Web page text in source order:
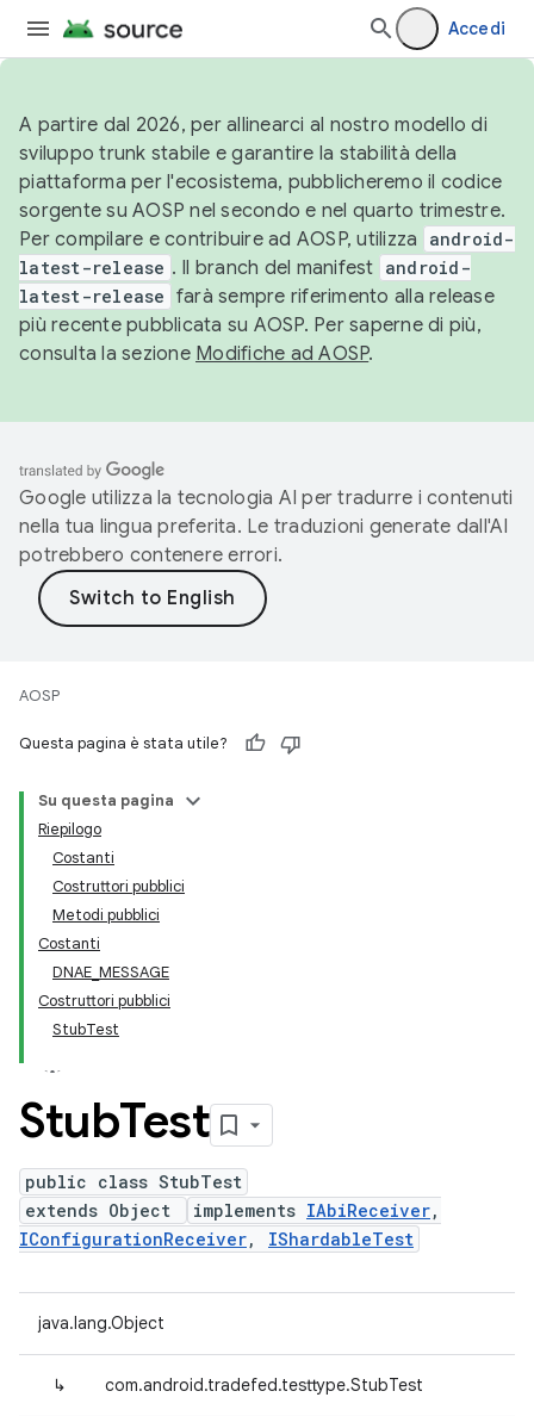
Accedi
A partire dal 2026, per allinearci al nostro modello di
sviluppo trunk stabile e garantire la stabilità della
piattaforma per l'ecosistema, pubblicheremo il codice
sorgente su AOSP nel secondo e nel quarto trimestre.
Per compilare e contribuire ad AOSP, utilizza
android-
latest-release . Il branch del manifest android-
latest-release farà sempre riferimento alla release
più recente pubblicata su AOSP. Per saperne di più,
consulta la sezione Modifiche ad AOSP.
Google utilizza la tecnologia AI per tradurre i contenuti
nella tua lingua preferita. Le traduzioni generate dall'AI
potrebbero contenere errori.
AOSP
Questa pagina è stata utile?
Su questa pagina
Riepilogo
Costanti
Costruttori pubblici
Metodi pubblici
Costanti
DNAE_MESSAGE
Costruttori pubblici
StubTest
StubTest
public class StubTest
extends Object
implements IAbiReceiver,
IConfigurationReceiver, IShardableTest
java.lang.Object
↳ com.android.tradefed.testtype.StubTest